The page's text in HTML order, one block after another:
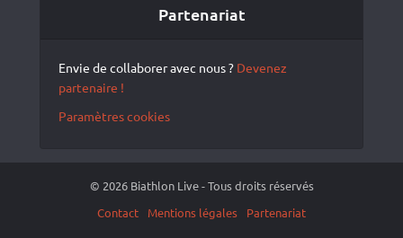
Partenariat
Envie de collaborer avec nous ? Devenez
partenaire !
Paramètres cookies
© 2026 Biathlon Live - Tous droits réservés
Contact
Mentions légales Partenariat